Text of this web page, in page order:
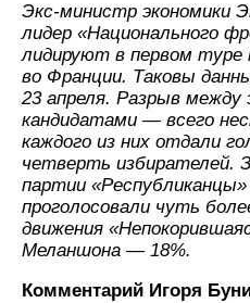
Экс-министр экономики
лидер «Национального
лидируют в первом туре
во Франции. Таковы
23 апреля. Разрыв между
кандидатами — всего
каждого из них отдали
четверть избирателей.
партии
проголосовали чуть
движения
Меланшона — 18%.
Комментарий Игоря